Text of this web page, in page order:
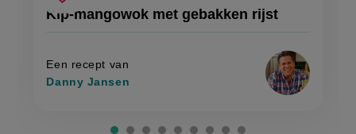
Kip-mangowok met gebakken rijst
met
rijst'
Een recept van
Danny Jansen
Sla
recept
kip-
mangowok
met
rijst